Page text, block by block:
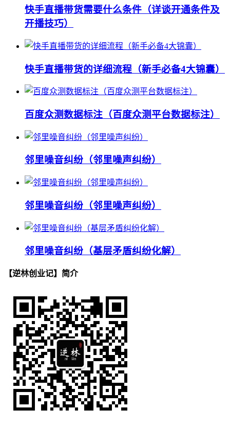
快手直播带货需要什么条件（详谈开通条件及
开播技巧）
快手直播带货的详细流程（新手必备4大锦囊）
百度众测数据标注（百度众测平台数据标注）
邻里噪音纠纷（邻里噪声纠纷）
邻里噪音纠纷（邻里噪声纠纷）
邻里噪音纠纷（基层矛盾纠纷化解）
【逆林创业记】简介